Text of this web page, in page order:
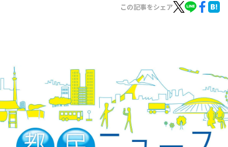
イベント・グッズ
YouTube
会社情報
この記事をシェア